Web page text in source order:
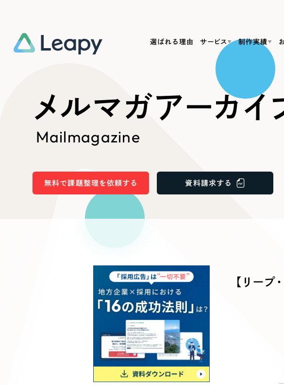
選ばれる理由 サービス
Service
サービス紹介
一過性の広告に頼らず、
Webサイト制作
ECサイト制作
? よくある質問
制作実績
Works
制作実績
全国1,400社以上の支援実績の中か
ブックマークしたサイト
Company
会社概要
可能性をひらくデザインで
Useful
お役立ち情報
リーピーによるお役立ち情報をご紹介し
メルマガアーカイ
Mailmagazine
無料で課題整理を依頼する 資料請求する
【リー